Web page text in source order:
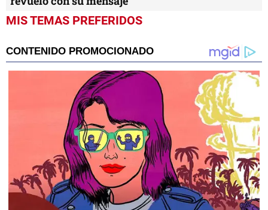
MIS TEMAS PREFERIDOS